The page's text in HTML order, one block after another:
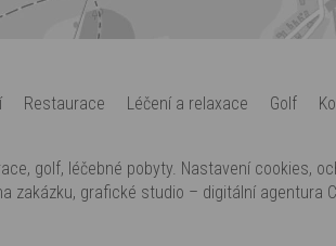
Restaurace Léčení a relaxace Golf
golf, léčebné pobyty. Nastavení cookies,
zakázku, grafické studio – digitální agentura